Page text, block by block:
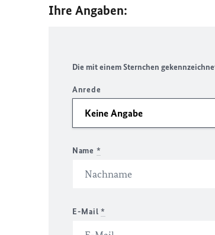
Ihre Angaben:
Die mit einem Sternchen
Anrede
Name *
E-Mail *